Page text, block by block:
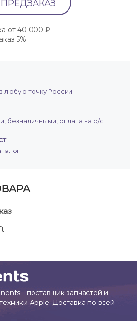
ПРЕДЗАКАЗ
от 40 000 ₽
5%
любую точку России
безналичными, оплата на р/с
- поставщик запчастей и
Apple. Доставка по всей